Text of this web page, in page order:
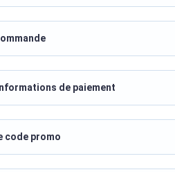
de paiement
code promo